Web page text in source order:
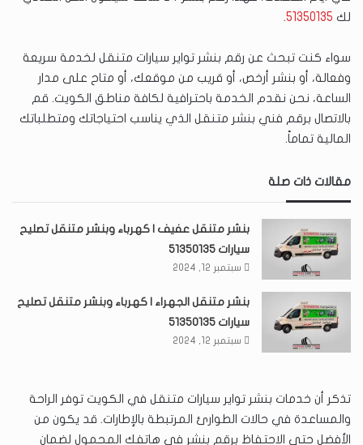
لك 51350135
.
سواء كنت تبحث عن رقم بنشر تواير سيارات متنقل لخدمة سريعة
وفعالة، أو بنشر أرخص، أو قريب من موقعك، أو متاح على مدار
الساعة، نحن نقدم الخدمة باحترافية لكافة مناطق الكويت. قم
بالاتصال برقم فني بنشر متنقل الذي يناسب احتياجاتك ومتطلباتك
المالية تماماً.
مقالات ذات صلة
بنشر متنقل عفيف | كهرباء وبنشر متنقل تصليح
سيارات 51350135
سبتمبر 12, 2024
بنشر متنقل الجهراء | كهرباء وبنشر متنقل تصليح
سيارات 51350135
سبتمبر 12, 2024
تذكر أن خدمات بنشر تواير سيارات متنقل في الكويت توفر الراحة
والمساعدة في حالات الطوارئ المرتبطة بالإطارات. قد يكون من
الأفضل حتى الاحتفاظ برقم بنشر في هاتفك المحمول لضمان